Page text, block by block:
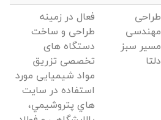
طراحی
مهندسی
مسیر سبز
دلتا
فعال در زمینه
طراحی و ساخت
دستگاه های
تخصصی تزریق
مواد شیمیایی مورد
استفاده در سایت
هاي پتروشیمي،